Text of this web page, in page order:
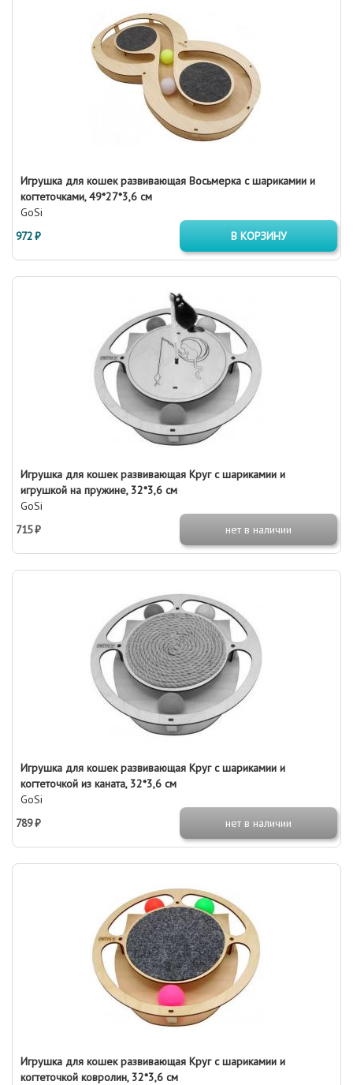
Игрушка для кошек развивающая Восьмерка с шарикамии и
когтеточками, 49*27*3,6 см
GoSi
972 ₽
В КОРЗИНУ
Игрушка для кошек развивающая Круг с шарикамии и
игрушкой на пружине, 32*3,6 см
GoSi
715 ₽
нет в наличии
Игрушка для кошек развивающая Круг с шарикамии и
когтеточкой из каната, 32*3,6 см
GoSi
789 ₽
нет в наличии
Игрушка для кошек развивающая Круг с шарикамии и
когтеточкой ковролин, 32*3,6 см